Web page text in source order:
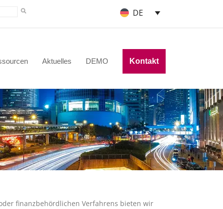
DE
Aktuelles DEMO Kontakt
finanzbehördlichen Verfahrens bieten wir